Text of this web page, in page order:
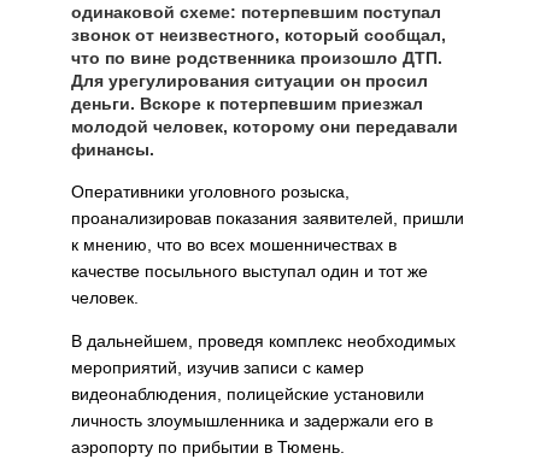
одинаковой схеме: потерпевшим поступал
звонок от неизвестного, который сообщал,
что по вине родственника произошло ДТП.
Для урегулирования ситуации он просил
деньги. Вскоре к потерпевшим приезжал
молодой человек, которому они передавали
финансы.
Оперативники уголовного розыска,
проанализировав показания заявителей, пришли
к мнению, что во всех мошенничествах в
качестве посыльного выступал один и тот же
человек.
В дальнейшем, проведя комплекс необходимых
мероприятий, изучив записи с камер
видеонаблюдения, полицейские установили
личность злоумышленника и задержали его в
аэропорту по прибытии в Тюмень.